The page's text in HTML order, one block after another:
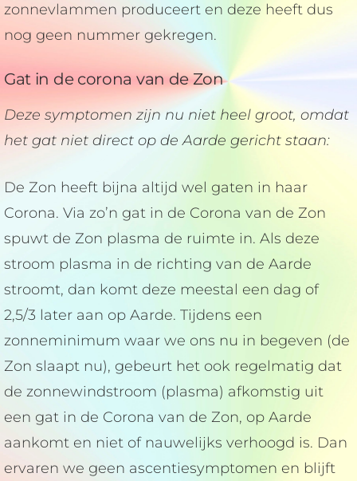
zonnevlammen produceert en deze heeft dus
nog geen nummer gekregen.
Gat in de corona van de Zon
Deze symptomen zijn nu niet heel groot, omdat
het gat niet direct op de Aarde gericht staan:
De Zon heeft bijna altijd wel gaten in haar
Corona. Via zo’n gat in de Corona van de Zon
spuwt de Zon plasma de ruimte in. Als deze
stroom plasma in de richting van de Aarde
stroomt, dan komt deze meestal een dag of
2,5/3 later aan op Aarde. Tijdens een
zonneminimum waar we ons nu in begeven (de
Zon slaapt nu), gebeurt het ook regelmatig dat
de zonnewindstroom (plasma) afkomstig uit
een gat in de Corona van de Zon, op Aarde
aankomt en niet of nauwelijks verhoogd is. Dan
ervaren we geen ascentiesymptomen en blijft